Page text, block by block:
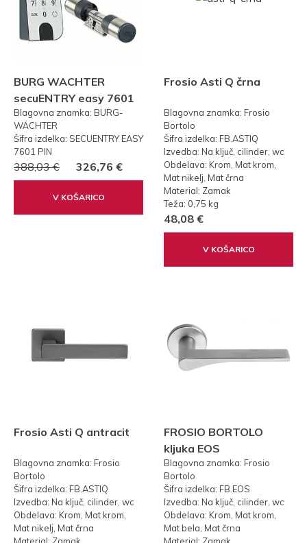
BURG WACHTER
secuENTRY easy 7601
PIN KODA
Blagovna znamka: BURG-
WÄCHTER
Šifra izdelka: SECUENTRY EASY
7601 PIN
388,03 € 326,76 €
V KOŠARICO
Frosio Asti Q črna
Blagovna znamka: Frosio
Bortolo
Šifra izdelka: FB.ASTIQ
Izvedba: Na ključ, cilinder, wc
Obdelava: Krom, Mat krom,
Mat nikelj, Mat črna
Material: Zamak
Teža: 0,75 kg
48,08 €
V KOŠARICO
Frosio Asti Q antracit
Blagovna znamka: Frosio
Bortolo
Šifra izdelka: FB.ASTIQ
Izvedba: Na ključ, cilinder, wc
Obdelava: Krom, Mat krom,
Mat nikelj, Mat črna
Material: Zamak
FROSIO BORTOLO
kljuka EOS
Blagovna znamka: Frosio
Bortolo
Šifra izdelka: FB.EOS
Izvedba: Na ključ, cilinder, wc
Obdelava: Krom, Mat krom,
Mat bela, Mat črna
Material: Zamak